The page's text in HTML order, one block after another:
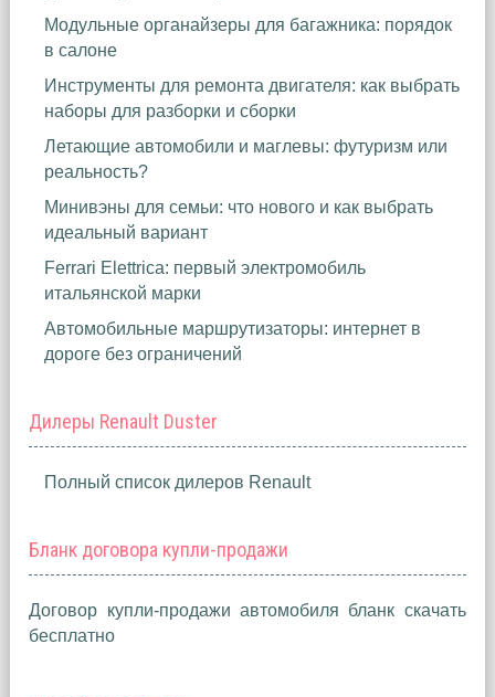
Модульные органайзеры для багажника: порядок
в салоне
Инструменты для ремонта двигателя: как выбрать
наборы для разборки и сборки
Летающие автомобили и маглевы: футуризм или
реальность?
Минивэны для семьи: что нового и как выбрать
идеальный вариант
Ferrari Elettrica: первый электромобиль
итальянской марки
Автомобильные маршрутизаторы: интернет в
дороге без ограничений
Дилеры Renault Duster
Полный список дилеров Renault
Бланк договора купли-продажи
Договор купли-продажи автомобиля бланк скачать
бесплатно